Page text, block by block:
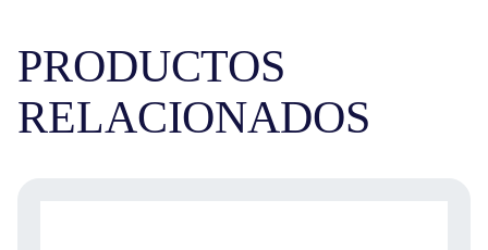
PRODUCTOS
RELACIONADOS